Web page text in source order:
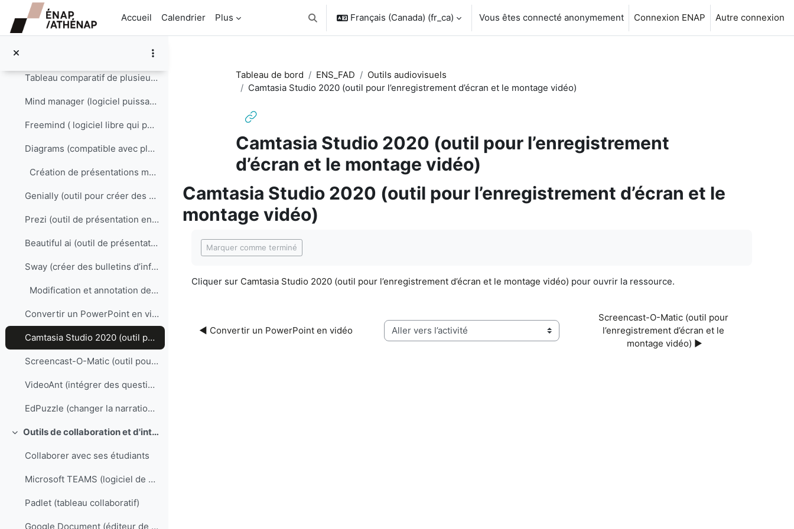
Passer au contenu principal
Accueil
Calendrier Plus Activer/désactiver la saisie de recherche
Français (Canada) ‎(fr_ca)‎ Vous êtes connecté anonymement Connexion ENAP Autre connexion
Cartes conceptuelles : Rôles
Exploiter les cartes conceptuelles
Tableau comparatif de plusieurs outils
Mind manager (logiciel puissant de mind mapping)
Freemind ( logiciel libre qui permet de créer des cartes heuristiques, diagrammes représentant les connexions sémantiques entre différentes idées)
Diagrams (compatible avec plusieurs outils : Office 365, Sharepoint, etc)
Création de présentations multimédias
Genially (outil pour créer des contenus de présentation interactifs)
Prezi (outil de présentation en ligne)
Beautiful ai (outil de présentation en ligne)
Sway (créer des bulletins d’information, des présentations et des documents attrayants en un clin d’œil)
Modification et annotation de vidéos
Convertir un PowerPoint en vidéo
Camtasia Studio 2020 (outil pour l’enregistrement d’écran et le montage vidéo)
Screencast-O-Matic (outil pour l’enregistrement d’écran et le montage vidéo)
VideoAnt (intégrer des questions dans des vidéos YouTube ou dans vos vidéos)
EdPuzzle (changer la narration d'une vidéo ou ajouter des questions)
Replier Outils de collaboration et d'interaction
Collaborer avec ses étudiants
Microsoft TEAMS (logiciel de communication collaborative)
Padlet (tableau collaboratif)
Google Document (éditeur de texte collaboratif)
Tableau de bord ENS_FAD
Outils audiovisuels
Camtasia Studio 2020 (outil pour l’enregistrement d’écran et le montage vidéo)
Camtasia Studio 2020 (outil pour l’enregistrement
d’écran et le montage vidéo)
Camtasia Studio 2020 (outil pour l’enregistrement d’écran et le
montage vidéo)
Marquer comme terminé
Cliquer sur Camtasia Studio 2020 (outil pour l’enregistrement d’écran et le montage vidéo) pour ouvrir la ressource.
◀︎ Convertir un PowerPoint en vidéo Aller vers l’activité
Screencast-O-Matic (outil pour
l’enregistrement d’écran et le
montage vidéo) ▶︎